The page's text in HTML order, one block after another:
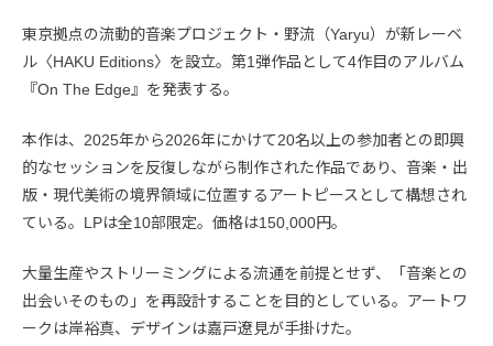
東京拠点の流動的音楽プロジェクト・野流（Yaryu）が新レーベ
ル〈HAKU Editions〉を設立。第1弾作品として4作目のアルバム
『On The Edge』を発表する。
本作は、2025年から2026年にかけて20名以上の参加者との即興
的なセッションを反復しながら制作された作品であり、音楽・出
版・現代美術の境界領域に位置するアートピースとして構想され
ている。LPは全10部限定。価格は150,000円。
大量生産やストリーミングによる流通を前提とせず、「音楽との
出会いそのもの」を再設計することを目的としている。アートワ
ークは岸裕真、デザインは嘉戸遼見が手掛けた。